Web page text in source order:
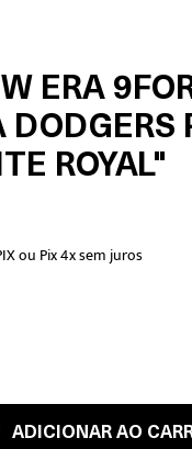
ERA
DODGERS
ROYAL"
ou Pix 4x sem juros
ADICIONAR AO